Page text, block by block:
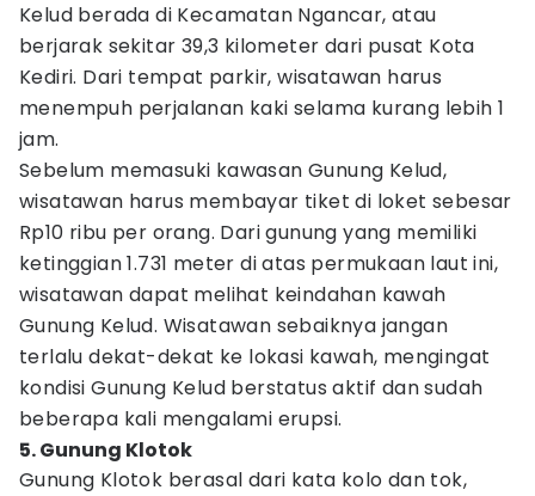
Kelud berada di Kecamatan Ngancar, atau
berjarak sekitar 39,3 kilometer dari pusat Kota
Kediri. Dari tempat parkir, wisatawan harus
menempuh perjalanan kaki selama kurang lebih 1
jam.
Sebelum memasuki kawasan Gunung Kelud,
wisatawan harus membayar tiket di loket sebesar
Rp10 ribu per orang. Dari gunung yang memiliki
ketinggian 1.731 meter di atas permukaan laut ini,
wisatawan dapat melihat keindahan kawah
Gunung Kelud. Wisatawan sebaiknya jangan
terlalu dekat-dekat ke lokasi kawah, mengingat
kondisi Gunung Kelud berstatus aktif dan sudah
beberapa kali mengalami erupsi.
5. Gunung Klotok
Gunung Klotok berasal dari kata kolo dan tok,